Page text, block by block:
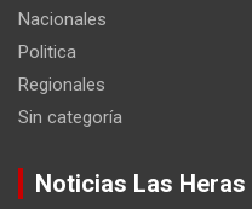
Nacionales
Politica
Regionales
Sin categoría
Noticias Las Heras